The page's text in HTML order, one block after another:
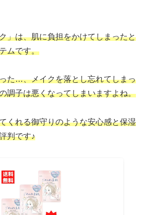
」は、肌に負担をかけてしまったと
ムです。
た…、メイクを落とし忘れてしまっ
調子は悪くなってしまいますよね。
くれる御守りのような安心感と保湿
判です♪